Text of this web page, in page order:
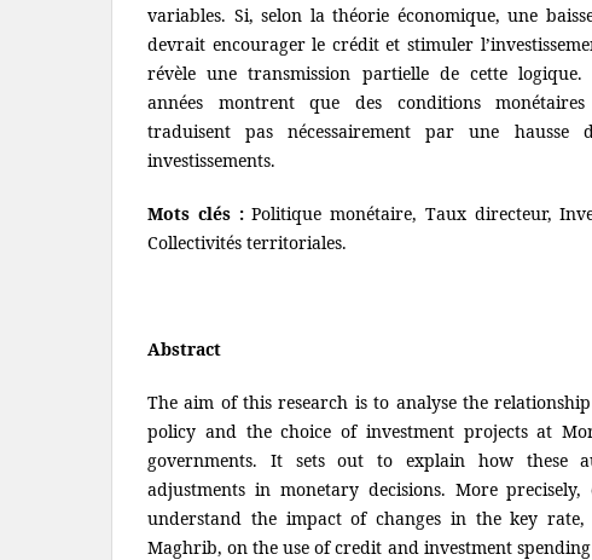
variables. Si, selon la théorie économique, une
devrait encourager le crédit et stimuler
révèle une transmission partielle de cette logique.
années montrent que des conditions
traduisent pas nécessairement par une hausse
investissements.
Mots clés :Politique monétaire, Taux directeur,
Collectivités territoriales.
Abstract
The aim of this research is to analyse the
policy and the choice of investment projects at
governments. It sets out to explain how these
adjustments in monetary decisions. More
understand the impact of changes in the key
Maghrib, on the use of credit and investment